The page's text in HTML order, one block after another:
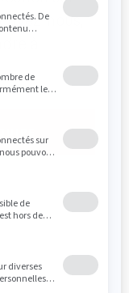
nous,